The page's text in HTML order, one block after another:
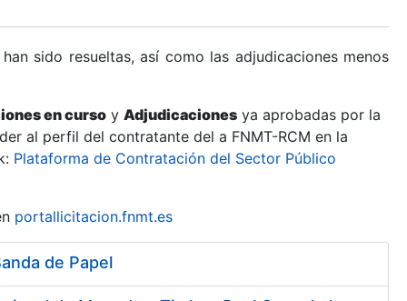
sido resueltas, así como las adjudicaciones menos
en curso y Adjudicaciones ya aprobadas por la
al perfil del contratante del a FNMT-RCM en la
Plataforma de Contratación del Sector Público
portallicitacion.fnmt.es
de Papel